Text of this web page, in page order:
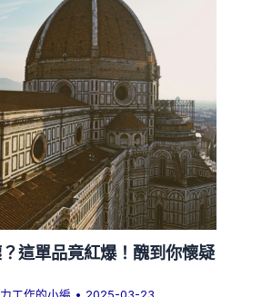
這單品竟紅爆！醜到你懷疑